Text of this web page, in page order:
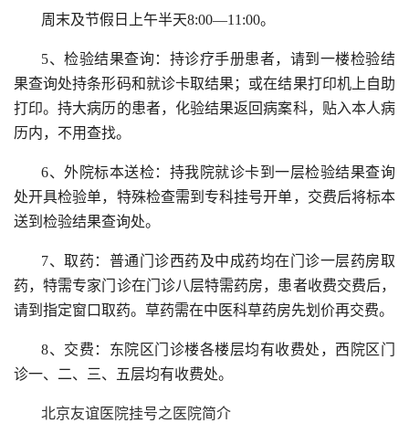
周末及节假日上午半天8:00—11:00。
5、检验结果查询：持诊疗手册患者，请到一楼检验结
果查询处持条形码和就诊卡取结果；或在结果打印机上自助
打印。持大病历的患者，化验结果返回病案科，贴入本人病
历内，不用查找。
6、外院标本送检：持我院就诊卡到一层检验结果查询
处开具检验单，特殊检查需到专科挂号开单，交费后将标本
送到检验结果查询处。
7、取药：普通门诊西药及中成药均在门诊一层药房取
药，特需专家门诊在门诊八层特需药房，患者收费交费后，
请到指定窗口取药。草药需在中医科草药房先划价再交费。
8、交费：东院区门诊楼各楼层均有收费处，西院区门
诊一、二、三、五层均有收费处。
北京友谊医院挂号之医院简介